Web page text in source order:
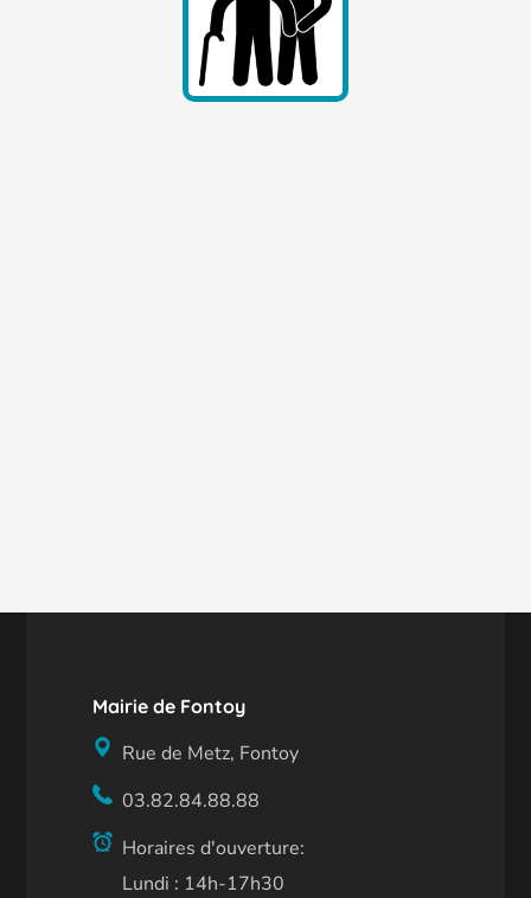
Mairie de Fontoy
Rue de Metz, Fontoy
03.82.84.88.88
Horaires d'ouverture:
Lundi : 14h-17h30